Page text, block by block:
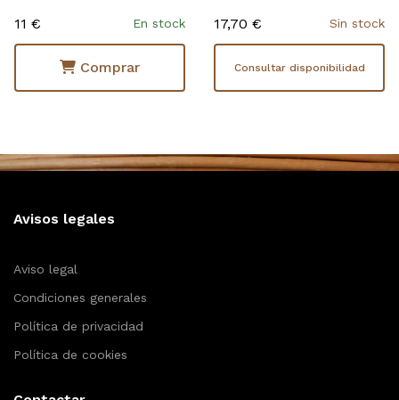
11 € En stock
Comprar
17,70 € Sin stock
Consultar disponibilidad
Avisos legales
Aviso legal
Condiciones generales
Política de privacidad
Política de cookies